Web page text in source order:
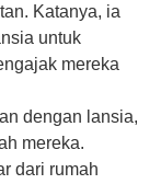
Katanya, ia
untuk
mereka
dengan lansia,
mereka.
dari rumah